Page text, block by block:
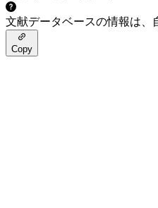
文献データベースの情報は、
Copy